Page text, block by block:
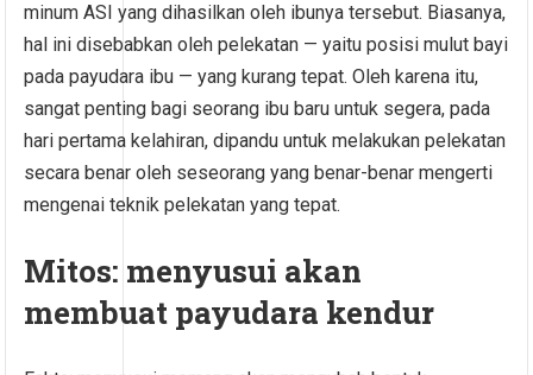
minum ASI yang dihasilkan oleh ibunya tersebut. Biasanya,
hal ini disebabkan oleh pelekatan — yaitu posisi mulut bayi
pada payudara ibu — yang kurang tepat. Oleh karena itu,
sangat penting bagi seorang ibu baru untuk segera, pada
hari pertama kelahiran, dipandu untuk melakukan pelekatan
secara benar oleh seseorang yang benar-benar mengerti
mengenai teknik pelekatan yang tepat.
Mitos: menyusui akan
membuat payudara kendur